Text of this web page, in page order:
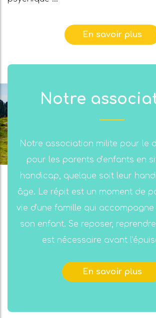
En savoir plus
Notre
Notre association milite pour le
pour les parents d’enfants en
handicap, quelque soit leur
âge. Le répit est un moment de
vie d’une famille qui
son enfant. Se reposer,
est nécessaire avant
En savoir plus